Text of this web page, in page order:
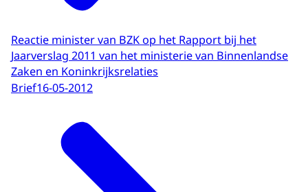
Reactie minister van BZK op het Rapport bij het
Jaarverslag 2011 van het ministerie van Binnenlandse
Zaken en Koninkrijksrelaties
Brief16-05-2012